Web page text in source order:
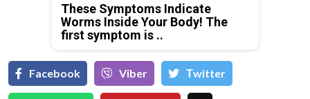
These Symptoms Indicate
Worms Inside Your Body! The
first symptom is ..
Facebook Viber Тwitter